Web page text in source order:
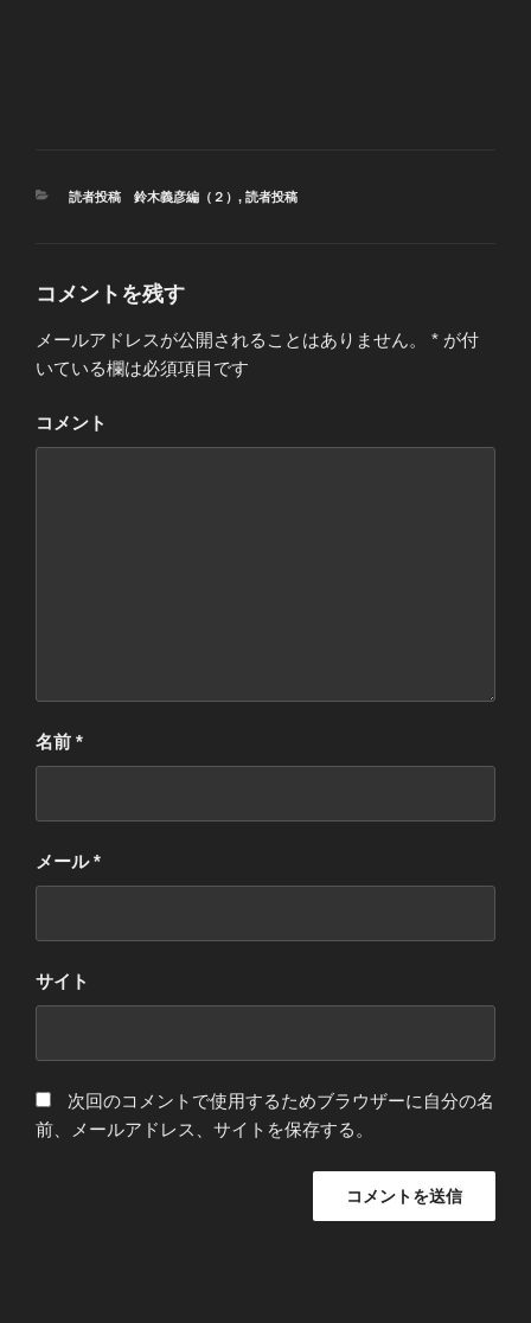
カ
読者投稿 鈴木義彦編（２） , 読者投稿
コメントを残す
メールアドレスが公開されることはありません。 * が付
いている欄は必須項目です
コメント
名前 *
メール*
サイト
次回のコメントで使用するためブラウザーに自分の名
前、メールアドレス、サイトを保存する。